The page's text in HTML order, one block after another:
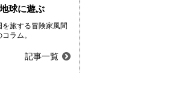
地球に遊ぶ
を旅する冒険家風間
ラム。
記事一覧